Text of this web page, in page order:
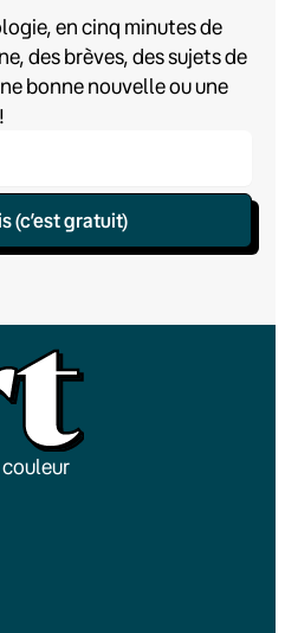
en cinq minutes de
des brèves, des sujets de
bonne nouvelle ou une
(c’est gratuit)
couleur